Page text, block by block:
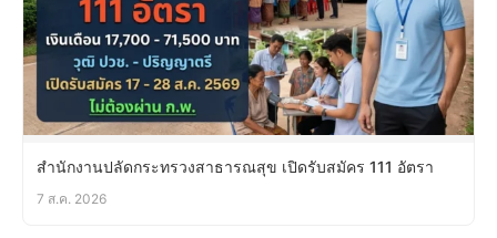
สำนักงานปลัดกระทรวงสาธารณสุข เปิดรับสมัคร 111 อัตรา
7 ส.ค. 2026